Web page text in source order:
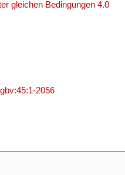
gleichen Bedingungen 4.0
2056